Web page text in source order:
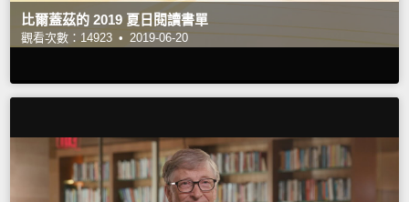
比爾蓋茲的 2019 夏日閱讀書單
觀看次數：14923 • 2019-06-20